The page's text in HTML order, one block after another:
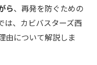
ら、再発を防ぐための
は、カビバスターズ西
由について解説しま